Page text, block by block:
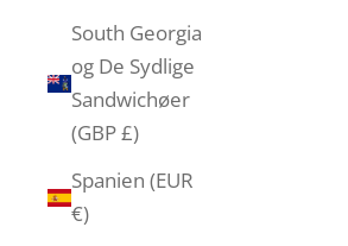
South Georgia
og De Sydlige
Sandwichøer
(GBP £)
Spanien (EUR
€)